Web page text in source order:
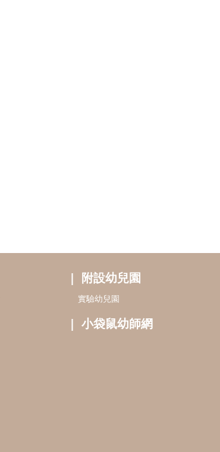
附設幼兒園
實驗幼兒園
小袋鼠幼師網